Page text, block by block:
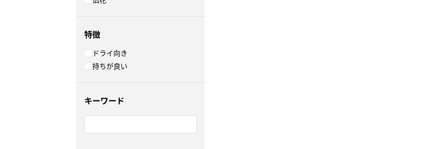
特徴
ドライ向き
持ちが良い
キーワード